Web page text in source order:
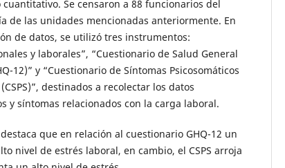
Se censaron a 88 funcionarios del
de las unidades mencionadas anteriormente. En
de datos, se utilizó tres instrumentos:
y laborales”, “Cuestionario de Salud General
12)” y “Cuestionario de Síntomas Psicosomáticos
destinados a recolectar los datos
y síntomas relacionados con la carga laboral.
que en relación al cuestionario GHQ-12 un
nivel de estrés laboral, en cambio, el CSPS arroja